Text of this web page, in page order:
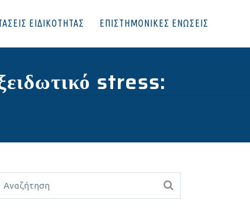
ΕΙΔΙΚΟΤΗΤΑΣ ΕΠΙΣΤΗΜΟΝΙΚΕΣ ΕΝΩΣΕΙΣ
stress: